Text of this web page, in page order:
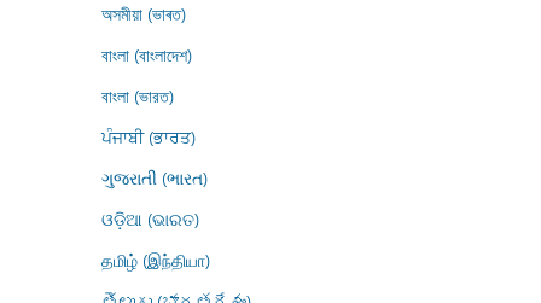
অসমীয়া (ভাৰত)
বাংলা (বাংলাদেশ)
বাংলা (ভারত)
ਪੰਜਾਬੀ (ਭਾਰਤ)
ગુજરાતી (ભારત)
ଓଡ଼ିଆ (ଭାରତ)
தமிழ் (இந்தியா)